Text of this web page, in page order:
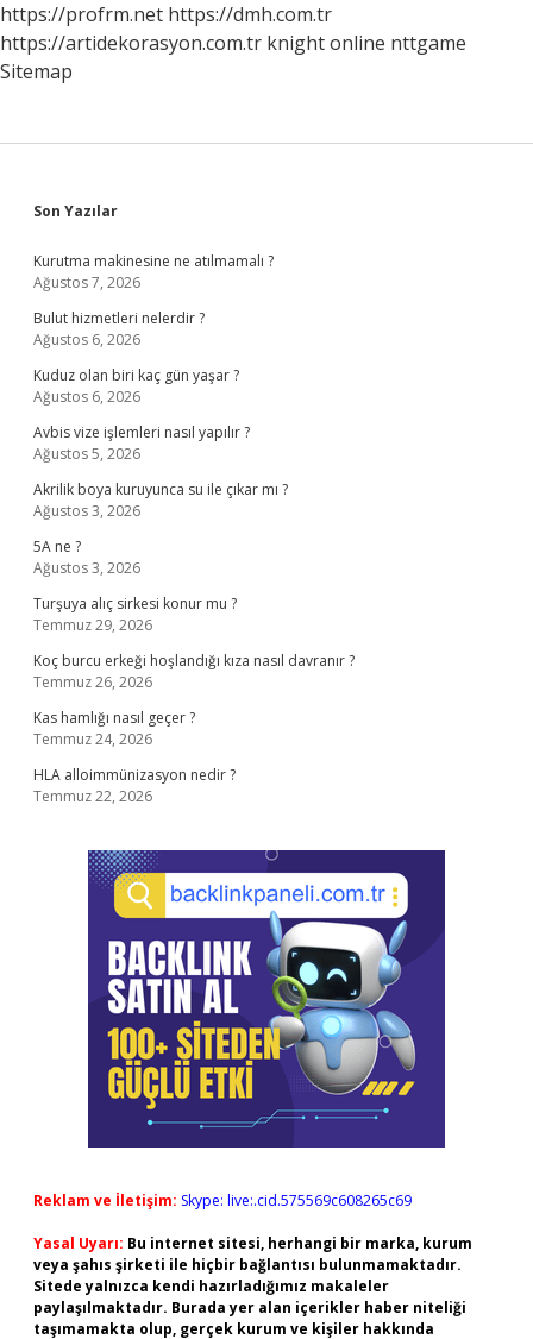
https://profrm.net https://dmh.com.tr
https://artidekorasyon.com.tr knight online nttgame
Sitemap
Sidebar
Son Yazılar
Kurutma makinesine ne atılmamalı ?
Ağustos 7, 2026
Bulut hizmetleri nelerdir ?
Ağustos 6, 2026
Kuduz olan biri kaç gün yaşar ?
Ağustos 6, 2026
Avbis vize işlemleri nasıl yapılır ?
Ağustos 5, 2026
Akrilik boya kuruyunca su ile çıkar mı ?
Ağustos 3, 2026
5A ne ?
Ağustos 3, 2026
Turşuya alıç sirkesi konur mu ?
Temmuz 29, 2026
Koç burcu erkeği hoşlandığı kıza nasıl davranır ?
Temmuz 26, 2026
Kas hamlığı nasıl geçer ?
Temmuz 24, 2026
HLA alloimmünizasyon nedir ?
Temmuz 22, 2026
Reklam ve İletişim: Skype: live:.cid.575569c608265c69
Yasal Uyarı: Bu internet sitesi, herhangi bir marka, kurum
veya şahıs şirketi ile hiçbir bağlantısı bulunmamaktadır.
Sitede yalnızca kendi hazırladığımız makaleler
paylaşılmaktadır. Burada yer alan içerikler haber niteliği
taşımamakta olup, gerçek kurum ve kişiler hakkında